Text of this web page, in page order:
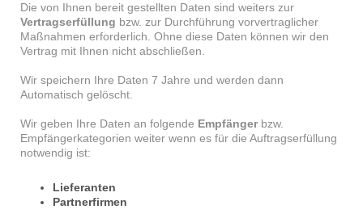
Die von Ihnen bereit gestellten Daten sind weiters zur
Vertragserfüllung bzw. zur Durchführung vorvertraglicher
Maßnahmen erforderlich. Ohne diese Daten können wir den
Vertrag mit Ihnen nicht abschließen.
Wir speichern Ihre Daten 7 Jahre und werden dann
Automatisch gelöscht.
Wir geben Ihre Daten an folgende Empfängerbzw.
Empfängerkategorien weiter wenn es für die Auftragserfüllung
notwendig ist:
Lieferanten
Partnerfirmen